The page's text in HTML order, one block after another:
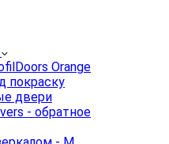
Orange
покраску
двери
- обратное